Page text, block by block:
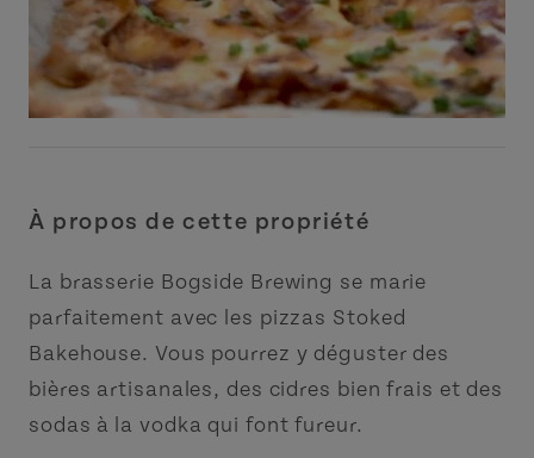
À propos de cette propriété
La brasserie Bogside Brewing se marie
parfaitement avec les pizzas Stoked
Bakehouse. Vous pourrez y déguster des
bières artisanales, des cidres bien frais et des
sodas à la vodka qui font fureur.